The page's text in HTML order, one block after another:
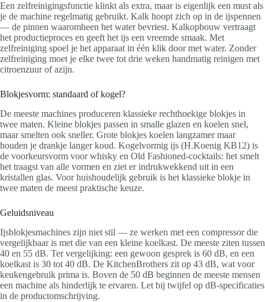
Een zelfreinigingsfunctie klinkt als extra, maar is eigenlijk een must als
je de machine regelmatig gebruikt. Kalk hoopt zich op in de ijspennen
— de pinnen waaromheen het water bevriest. Kalkopbouw vertraagt
het productieproces en geeft het ijs een vreemde smaak. Met
zelfreiniging spoel je het apparaat in één klik door met water. Zonder
zelfreiniging moet je elke twee tot drie weken handmatig reinigen met
citroenzuur of azijn.
Blokjesvorm: standaard of kogel?
De meeste machines produceren klassieke rechthoekige blokjes in
twee maten. Kleine blokjes passen in smalle glazen en koelen snel,
maar smelten ook sneller. Grote blokjes koelen langzamer maar
houden je drankje langer koud. Kogelvormig ijs (H.Koenig KB12) is
de voorkeursvorm voor whisky en Old Fashioned-cocktails: het smelt
het traagst van alle vormen en ziet er indrukwekkend uit in een
kristallen glas. Voor huishoudelijk gebruik is het klassieke blokje in
twee maten de meest praktische keuze.
Geluidsniveau
Ijsblokjesmachines zijn niet stil — ze werken met een compressor die
vergelijkbaar is met die van een kleine koelkast. De meeste ziten tussen
40 en 55 dB. Ter vergelijking: een gewoon gesprek is 60 dB, en een
koelkast is 30 tot 40 dB. De KitchenBrothers zit op 43 dB, wat voor
keukengebruik prima is. Boven de 50 dB beginnen de meeste mensen
een machine als hinderlijk te ervaren. Let bij twijfel op dB-specificaties
in de productomschrijving.